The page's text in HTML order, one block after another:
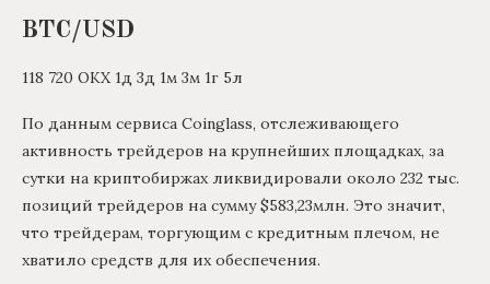
BTC/USD
118 720 ОКХ 1д 3д 1м 3м 1г 5л
По данным сервиса Coinglass, отслеживающего
активность трейдеров на крупнейших площадках, за
сутки на криптобиржах ликвидировали около 232 тыс.
позиций трейдеров на сумму $583,23млн. Это значит,
что трейдерам, торгующим с кредитным плечом, не
хватило средств для их обеспечения.